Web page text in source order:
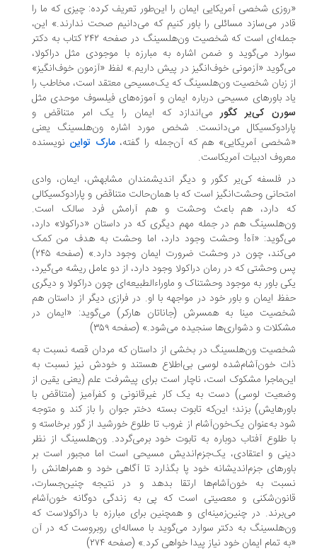
شخصی آمریکایی ایمان را این‌طور تعریف کرده: چیزی که ما را
می‌سازد مسائلی را باور کنیم که می‌دانیم صحت ندارند.» این‌،
جمله‌ای است که شخصیت ون‌هلسینگ در صفحه ۲۴۲ کتاب به دکتر
می‌گوید و ضمن اشاره به مبارزه با موجودی مثل دراکولا،
«آزمونی خوف‌انگیز در پیش داریم.» لفظ «آزمون خوف‌انگیز»
زبان شخصیت ون‌هلسینگ که یک‌مسیحی معتقد است، مخاطب را
باورهای مسیحی درباره ایمان و آموزه‌های فیلسوف موحدی مثل
کی‌یر کگورمی‌اندازد که ایمان را یک امر متناقض و
می‌دانست. شخص مورد اشاره ون‌هلسینگ یعنی
آمریکایی» هم که آن‌جمله را گفته، مارک توایننویسنده
ادبیات آمریکاست.
فلسفه کی‌یر کگور و دیگر اندیشمندان مشابهش، ایمان، وادی
وحشت‌انگیز است که با همان‌حالت متناقض و پارادوکسیکالی
دارد، هم باعث وحشت و هم آرامش فرد سالک است.
هم در جمله مهم دیگری که در داستان «دراکولا» دارد،
«آه! وحشت وجود دارد، اما وحشت به هدف من کمک
می‌کند، چون در وحشت ضرورت ایمان وجود دارد.» (صفحه ۲۴۵)
وحشتی که در رمان دراکولا وجود دارد، از دو عامل ریشه می‌گیرد،
باور به موجود وحشتناک و ماوراءالطبیعه‌ای چون دراکولا و دیگری
ایمان و باور خود در مواجهه با او. در فرازی دیگر از داستان هم
مینا به همسرش (جاناتان هارکر) می‌گوید: «ایمان در
و دشواری‌ها سنجیده می‌شود.» (صفحه ۳۵۹)
ون‌هلسینگ در بخشی از داستان که مردان قصه نسبت به
خون‌آشام‌شده لوسی بی‌اطلاع هستند و خودش نیز نسبت به
مشکوک است، ناچار است برای پیشرفت علم (یعنی یقین از
لوسی) دست به یک کار غیرقانونی و کفرآمیز (متناقض با
بزند؛ این‌که تابوت بسته دختر جوان را باز کند و متوجه
به‌عنوان یک‌خون‌آشام از غروب تا طلوع خورشید از گور برخاسته و
طلوع آفتاب دوباره به تابوت خود برمی‌گردد. ون‌هلسینگ از نظر
و اعتقادی، یک‌جزم‌اندیش مسیحی است اما مجبور است بر
جزم‌اندیشانه خود پا بگذارد تا آگاهی خود و همراهانش را
به خون‌آشام‌ها ارتقا بدهد و در نتیجه چنین‌جسارت،
و معصیتی است که پی به زندگی دوگانه خون‌آشام
در چنین‌زمینه‌ای و همچنین برای مبارزه با دراکولاست که
به دکتر سوارد می‌گوید با مساله‌ای روبروست که در آن
تمام ایمان خود نیاز پیدا خواهی کرد.» (صفحه ۲۷۴)